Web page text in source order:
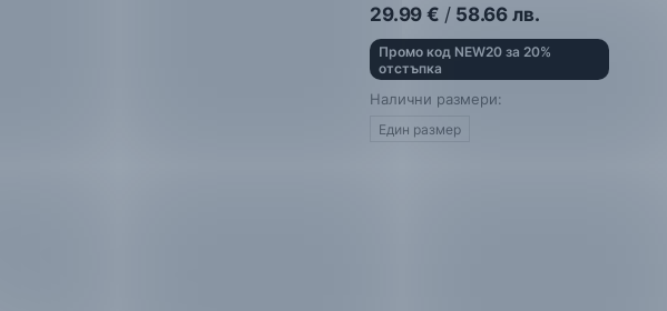
29.99 € / 58.66 лв.
Промо код NEW20 за 20%
отстъпка
Налични размери:
Един размер